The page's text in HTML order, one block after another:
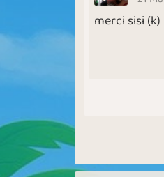
merci sisi (k)